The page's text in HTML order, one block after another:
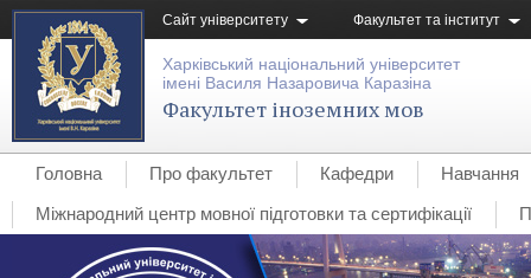
Сайт університету Факультет та інститут
Харківський національний університет
імені Василя Назаровича Каразіна
Факультет іноземних мов
Головна Про факультет Кафедри
Навчання
Міжнародний центр мовної підготовки та сертифікації